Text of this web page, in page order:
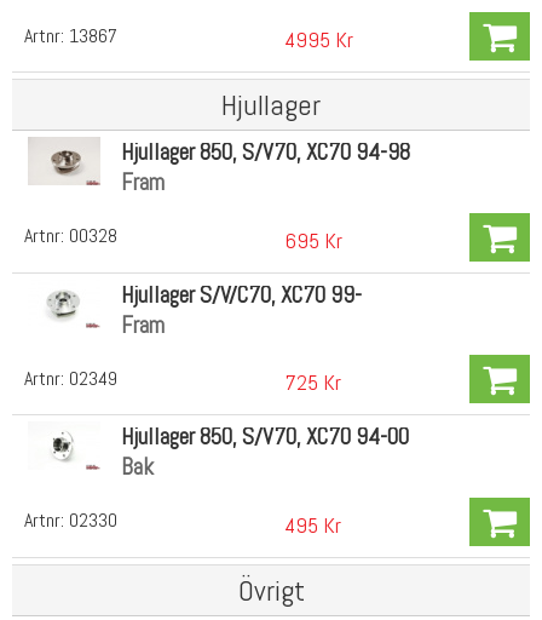
Artnr: 13867 4995 Kr
Hjullager
Artnr: 00328
Hjullager 850, S/V70, XC70 94-98
Fram
695 Kr
Artnr: 02349
Hjullager S/V/C70, XC70 99-
Fram
725 Kr
Artnr: 02330
Hjullager 850, S/V70, XC70 94-00
Bak
495 Kr
Övrigt